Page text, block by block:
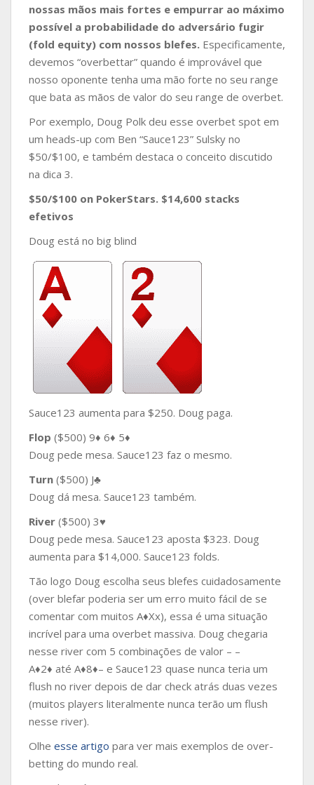
nossas mãos mais fortes e empurrar ao máximo
possível a probabilidade do adversário fugir
(fold equity) com nossos blefes. Especificamente,
devemos “overbettar” quando é improvável que
nosso oponente tenha uma mão forte no seu range
que bata as mãos de valor do seu range de overbet.
Por exemplo, Doug Polk deu esse overbet spot em
um heads-up com Ben “Sauce123” Sulsky no
$50/$100, e também destaca o conceito discutido
na dica 3.
$50/$100 on PokerStars. $14,600 stacks
efetivos
Doug está no big blind
Sauce123 aumenta para $250. Doug paga.
Flop ($500) 9♦ 6♦ 5♦
Doug pede mesa. Sauce123 faz o mesmo.
Turn ($500) J♣
Doug dá mesa. Sauce123 também.
River ($500) 3♥
Doug pede mesa. Sauce123 aposta $323. Doug
aumenta para $14,000. Sauce123 folds.
Tão logo Doug escolha seus blefes cuidadosamente
(over blefar poderia ser um erro muito fácil de se
comentar com muitos A♦Xx), essa é uma situação
incrível para uma overbet massiva. Doug chegaria
nesse river com 5 combinações de valor – –
A♦2♦ até A♦8♦– e Sauce123 quase nunca teria um
flush no river depois de dar check atrás duas vezes
(muitos players literalmente nunca terão um flush
nesse river).
Olhe esse artigo para ver mais exemplos de over-
betting do mundo real.